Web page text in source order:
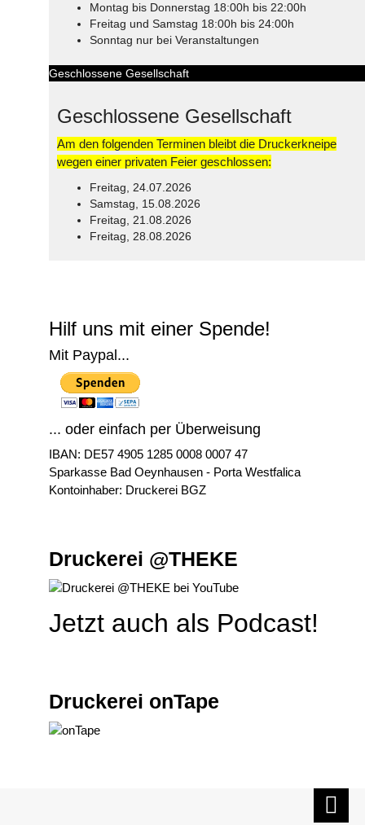
Montag bis Donnerstag 18:00h bis 22:00h
Freitag und Samstag 18:00h bis 24:00h
Sonntag nur bei Veranstaltungen
Geschlossene Gesellschaft
Geschlossene Gesellschaft
Am den folgenden Terminen bleibt die Druckerkneipe
wegen einer privaten Feier geschlossen:
Freitag, 24.07.2026
Samstag, 15.08.2026
Freitag, 21.08.2026
Freitag, 28.08.2026
Hilf uns mit einer Spende!
Mit Paypal...
... oder einfach per Überweisung
IBAN: DE57 4905 1285 0008 0007 47
Sparkasse Bad Oeynhausen - Porta Westfalica
Kontoinhaber: Druckerei BGZ
Druckerei @THEKE
Jetzt auch als Podcast!
Druckerei onTape